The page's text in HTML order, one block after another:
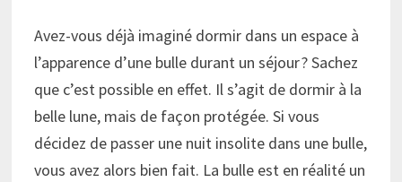
Avez-vous déjà imaginé dormir dans un espace à
l’apparence d’une bulle durant un séjour ? Sachez
que c’est possible en effet. Il s’agit de dormir à la
belle lune, mais de façon protégée. Si vous
décidez de passer une nuit insolite dans une bulle,
vous avez alors bien fait. La bulle est en réalité un